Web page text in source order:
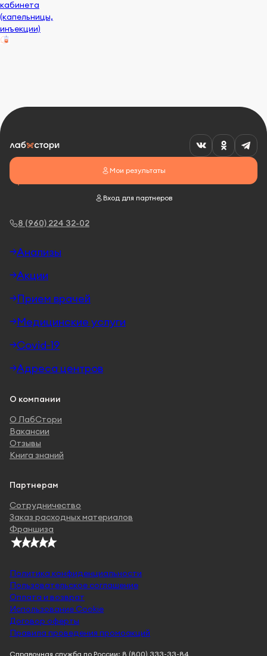
кабинета
(капельницы,
инъекции)
8 (960) 224 32-02
Мои результаты
Вход для партнеров
Анализы
Акции
Прием врачей
Медицинские услуги
Covid-19
Адреса центров
О компании
О ЛабСтори
Вакансии
Отзывы
Книга знаний
Партнерам
Сотрудничество
Заказ расходных материалов
Франшиза
Политика конфиденциальности
Пользовательское соглашение
Оплата и возврат
Использование Cookie
Договор оферты
Правила проведения промоакций
Справочная служба по России: 8 (800) 333-33-84